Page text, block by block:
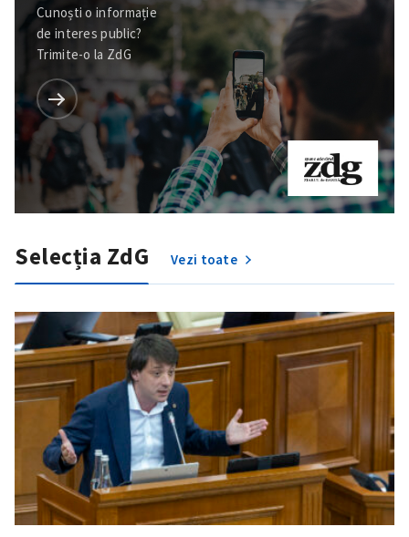
Trimite o informație
Despre ZdG
Cunoști o informație
de interes public?
Trimite-o la ZdG
Selecția ZdG Vezi toate